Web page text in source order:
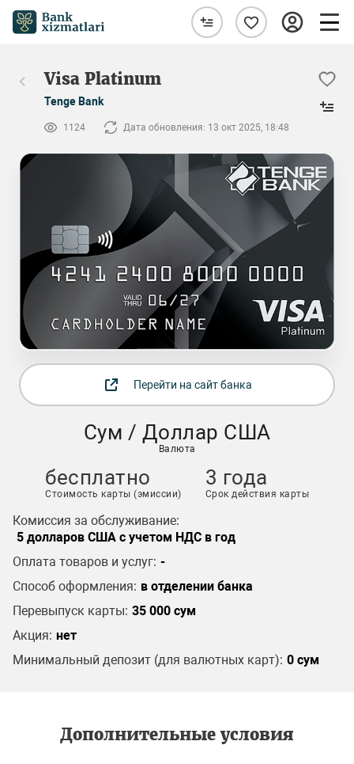
Visa Platinum
Tenge Bank
1124 Дата обновления: 13 окт 2025, 18:48
Перейти на сайт банка
Сум / Доллар США
Валюта
бесплатно
Стоимость карты (эмиссии)
3 года
Срок действия карты
Комиссия за обслуживание:
5 долларов США с учетом НДС в год
Оплата товаров и услуг: -
Способ оформления: в отделении банка
Перевыпуск карты: 35 000 сум
Акция: нет
Минимальный депозит (для валютных карт): 0 сум
Дополнительные условия